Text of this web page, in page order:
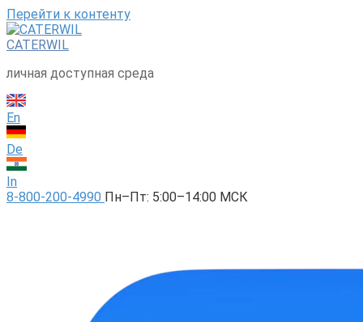
Перейти к контенту
CATERWIL
личная доступная среда
En
De
In
8-800-200-4990 Пн–Пт: 5:00–14:00 МСК